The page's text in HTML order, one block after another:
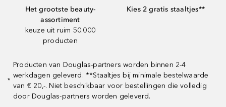
Het grootste beauty-
assortiment
keuze uit ruim 50.000
producten
Kies 2 gratis staaltjes**
*
Producten van Douglas-partners worden binnen 2-4
werkdagen geleverd. **Staaltjes bij minimale bestelwaarde
van € 20,-. Niet beschikbaar voor bestellingen die volledig
door Douglas-partners worden geleverd.